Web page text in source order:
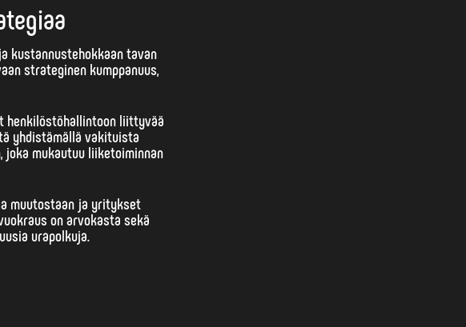
kustannustehokkaan tavan
strateginen kumppanuus,
henkilöstöhallintoon liittyvää
yhdistämällä vakituista
mukautuu liiketoiminnan
muutostaan ja yritykset
on arvokasta sekä
urapolkuja.